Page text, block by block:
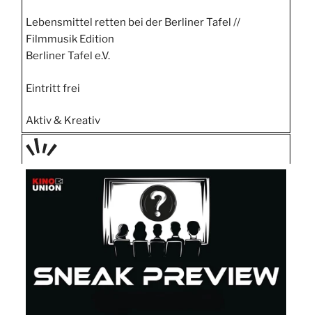
Lebensmittel retten bei der Berliner Tafel //
Filmmusik Edition
Berliner Tafel e.V.
Eintritt frei
Aktiv & Kreativ
TAGE
STIPP